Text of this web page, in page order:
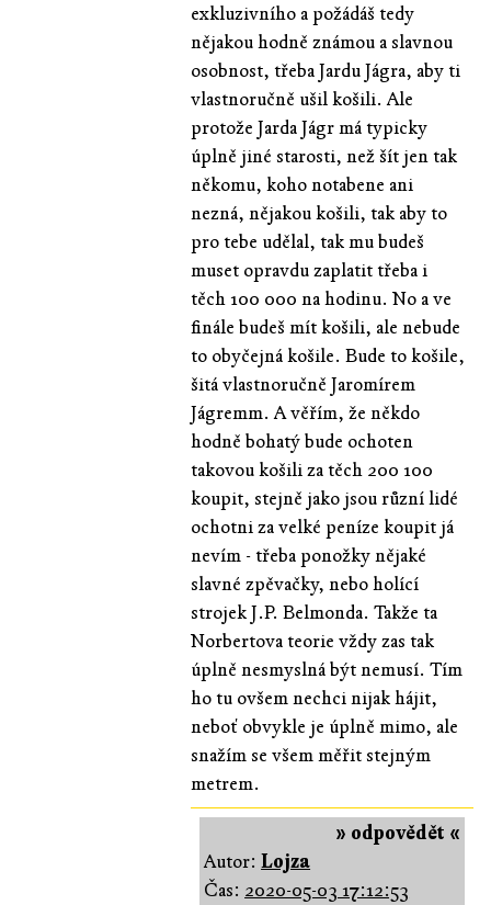
exkluzivního a požádáš tedy
nějakou hodně známou a slavnou
osobnost, třeba Jardu Jágra, aby ti
vlastnoručně ušil košili. Ale
protože Jarda Jágr má typicky
úplně jiné starosti, než šít jen tak
někomu, koho notabene ani
nezná, nějakou košili, tak aby to
pro tebe udělal, tak mu budeš
muset opravdu zaplatit třeba i
těch 100 000 na hodinu. No a ve
finále budeš mít košili, ale nebude
to obyčejná košile. Bude to košile,
šitá vlastnoručně Jaromírem
Jágremm. A věřím, že někdo
hodně bohatý bude ochoten
takovou košili za těch 200 100
koupit, stejně jako jsou různí lidé
ochotni za velké peníze koupit já
nevím - třeba ponožky nějaké
slavné zpěvačky, nebo holící
strojek J.P. Belmonda. Takže ta
Norbertova teorie vždy zas tak
úplně nesmyslná být nemusí. Tím
ho tu ovšem nechci nijak hájit,
neboť obvykle je úplně mimo, ale
snažím se všem měřit stejným
metrem.
» odpovědět «
Autor:Lojza
Čas: 2020-05-03 17:12:53